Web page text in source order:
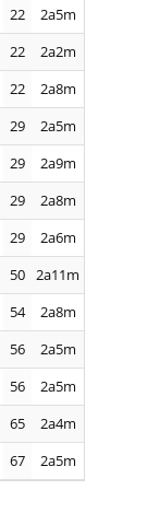
22
2a5m
22
2a2m
22
2a8m
29
2a5m
29
2a9m
29
2a8m
29
2a6m
50 2a11m
54
2a8m
56
2a5m
56
2a5m
65
2a4m
67 2a5m